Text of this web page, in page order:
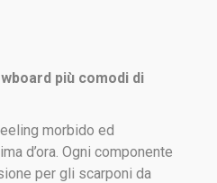
più comodi di
morbido ed
d’ora. Ogni componente
per gli scarponi da